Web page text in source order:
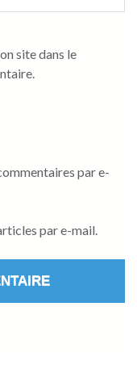
site dans le
par e-
par e-mail.